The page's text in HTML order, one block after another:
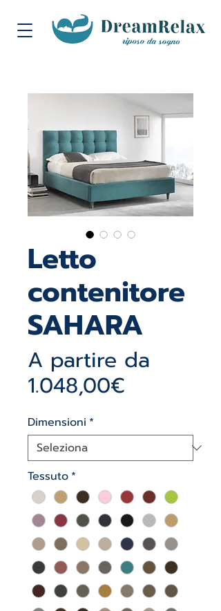
Letto
contenitore
SAHARA
A partire da
1.048,00€
Dimensioni *
Tessuto*